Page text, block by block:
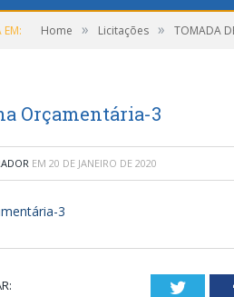
EM: Home » Licitações » TOMADA
Orçamentária-3
EM 20 DE JANEIRO DE 2020
3